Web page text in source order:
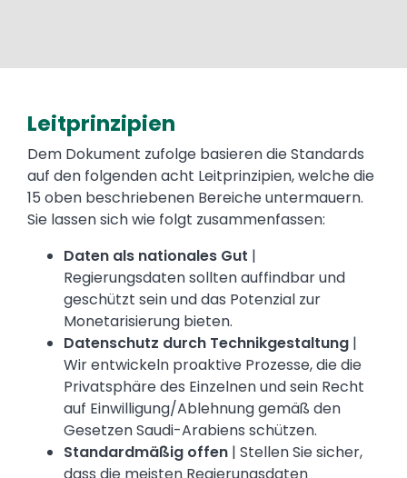
Leitprinzipien
Text
Dem Dokument zufolge basieren die Standards
auf den folgenden acht Leitprinzipien, welche die
15 oben beschriebenen Bereiche untermauern.
Sie lassen sich wie folgt zusammenfassen:
Daten als nationales Gut |
Regierungsdaten sollten auffindbar und
geschützt sein und das Potenzial zur
Monetarisierung bieten.
Datenschutz durch Technikgestaltung |
Wir entwickeln proaktive Prozesse, die die
Privatsphäre des Einzelnen und sein Recht
auf Einwilligung/Ablehnung gemäß den
Gesetzen Saudi-Arabiens schützen.
Standardmäßig offen | Stellen Sie sicher,